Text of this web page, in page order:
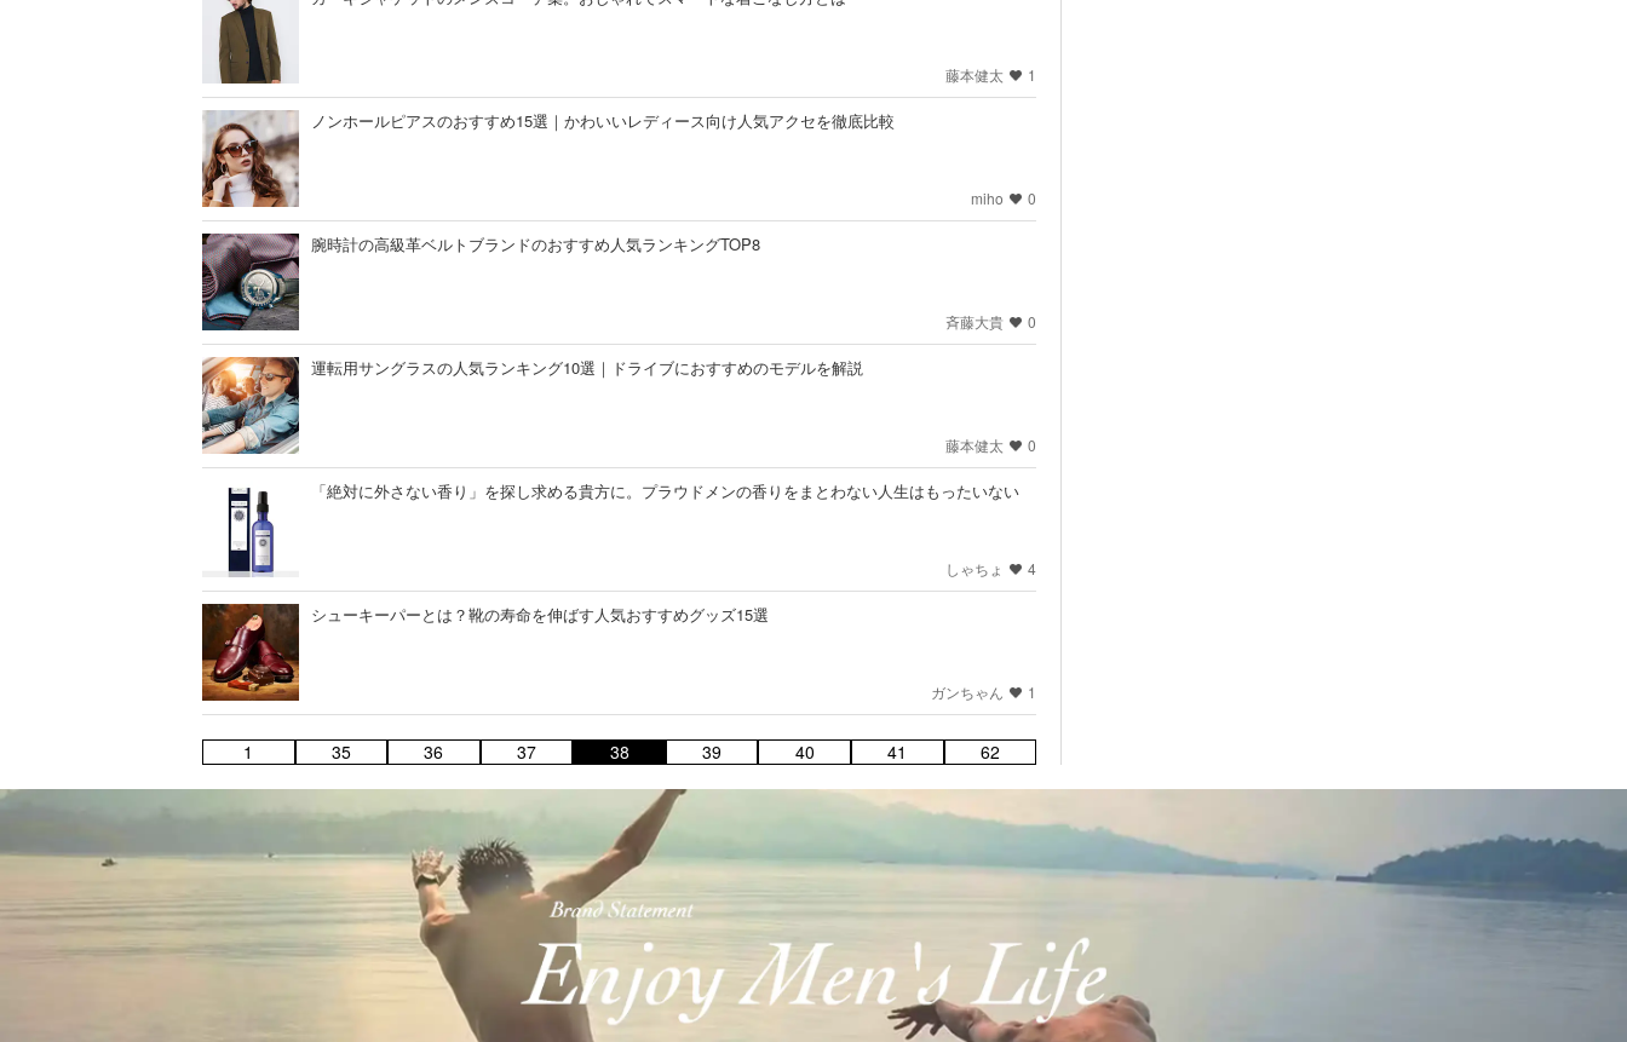
藤本健太 1
ノンホールピアスのおすすめ15選｜かわいいレディース向け人気アクセを徹底比較
miho 0
腕時計の高級革ベルトブランドのおすすめ人気ランキングTOP8
斉藤大貴 0
運転用サングラスの人気ランキング10選｜ドライブにおすすめのモデルを解説
藤本健太 0
「絶対に外さない香り」を探し求める貴方に。プラウドメンの香りをまとわない人生はもったいない
しゃちょ 4
シューキーパーとは？靴の寿命を伸ばす人気おすすめグッズ15選
ガンちゃん 1
1 35 36 37 38 39 40 41 62